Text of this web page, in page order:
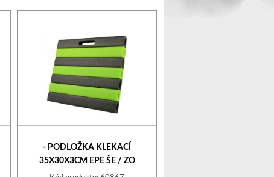
- PODLOŽKA KLEKACÍ
35X30X3CM EPE ŠE / ZO